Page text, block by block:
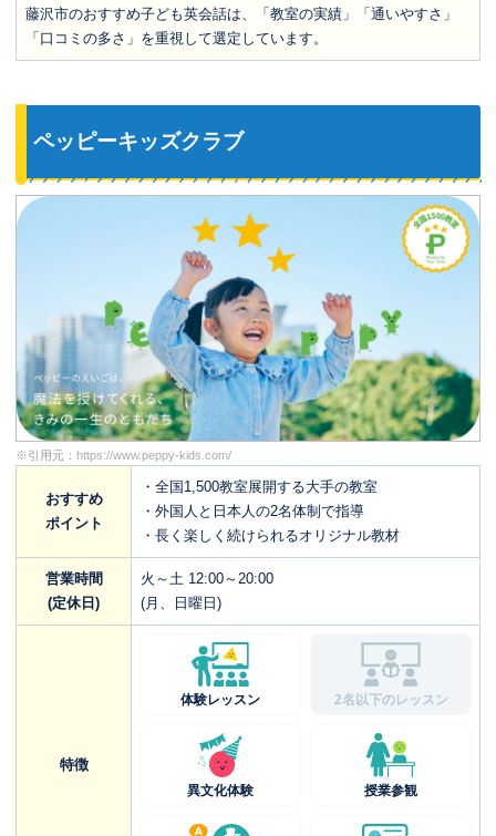
藤沢市のおすすめ子ども英会話は、「教室の実績」「通いやすさ」
「口コミの多さ」を重視して選定しています。
ペッピーキッズクラブ
※引用元： https://www.peppy-kids.com/
おすすめ
ポイント
・全国1,500教室展開する大手の教室
・外国人と日本人の2名体制で指導
・長く楽しく続けられるオリジナル教材
営業時間
(定休日)
火～土 12:00～20:00
(月、日曜日)
特徴
体験レッスン 2名以下のレッスン
異文化体験 授業参観